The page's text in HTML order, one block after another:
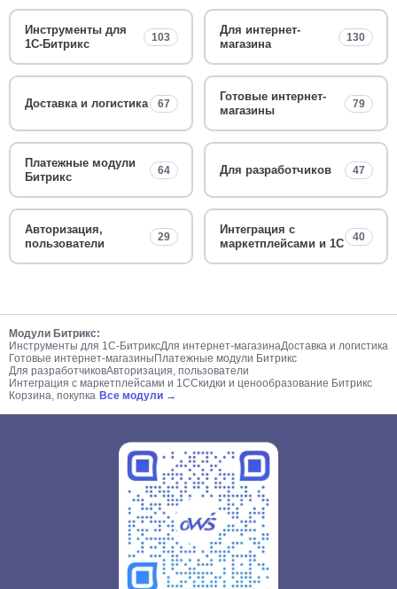
Инструменты для
1С-Битрикс
103
Для интернет-
магазина
130
Доставка и логистика 67
Готовые интернет-
магазины
79
Платежные модули
Битрикс
64 Для разработчиков 47
Авторизация,
пользователи
29
Интеграция с
маркетплейсами и 1С
40
Модули Битрикс:
Инструменты для 1С-БитриксДля интернет-магазинаДоставка и логистика
Готовые интернет-магазины Платежные модули Битрикс
Для разработчиковАвторизация, пользователи
Интеграция с маркетплейсами и 1ССкидки и ценообразование Битрикс
Корзина, покупка Все модули →